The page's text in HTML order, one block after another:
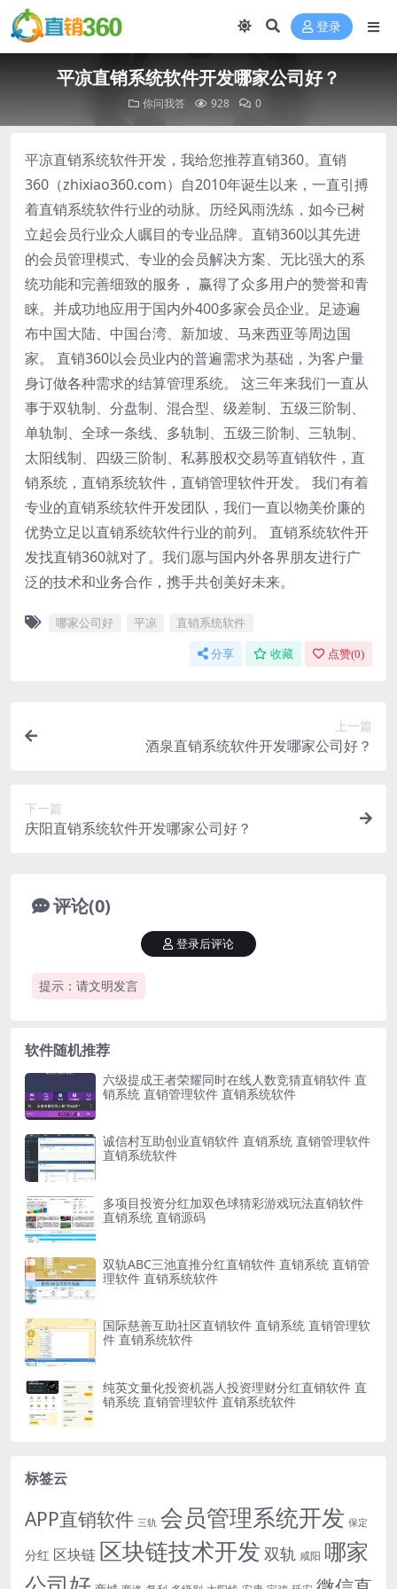
登录
平凉直销系统软件开发哪家公司好？
你问我答 928 0
平凉直销系统软件开发，我给您推荐直销360。直销
360（zhixiao360.com）自2010年诞生以来，一直引搏
着直销系统软件行业的动脉。历经风雨洗练，如今已树
立起会员行业众人瞩目的专业品牌。直销360以其先进
的会员管理模式、专业的会员解决方案、无比强大的系
统功能和完善细致的服务， 赢得了众多用户的赞誉和青
睐。并成功地应用于国内外400多家会员企业。足迹遍
布中国大陆、中国台湾、新加坡、马来西亚等周边国
家。 直销360以会员业内的普遍需求为基础，为客户量
身订做各种需求的结算管理系统。 这三年来我们一直从
事于双轨制、分盘制、混合型、级差制、五级三阶制、
单轨制、全球一条线、多轨制、五级三阶制、三轨制、
太阳线制、四级三阶制、私募股权交易等直销软件，直
销系统，直销系统软件，直销管理软件开发。 我们有着
专业的直销系统软件开发团队，我们一直以物美价廉的
优势立足以直销系统软件行业的前列。 直销系统软件开
发找直销360就对了。我们愿与国内外各界朋友进行广
泛的技术和业务合作，携手共创美好未来。
哪家公司好 平凉 直销系统软件
分享 收藏 点赞(0)
上一篇
酒泉直销系统软件开发哪家公司好？
下一篇
庆阳直销系统软件开发哪家公司好？
评论(0)
提示：请文明发言
登录后评论
软件随机推荐
六级提成王者荣耀同时在线人数竞猜直销软件 直
销系统 直销管理软件 直销系统软件
诚信村互助创业直销软件 直销系统 直销管理软件
直销系统软件
多项目投资分红加双色球猜彩游戏玩法直销软件
直销系统 直销源码
双轨ABC三池直推分红直销软件 直销系统 直销管
理软件 直销系统软件
国际慈善互助社区直销软件 直销系统 直销管理软
件 直销系统软件
纯英文量化投资机器人投资理财分红直销软件 直
销系统 直销管理软件 直销系统软件
标签云
APP直销软件 三轨 会员管理系统开发 保定
分红 区块链 区块链技术开发 双轨 咸阳 哪家